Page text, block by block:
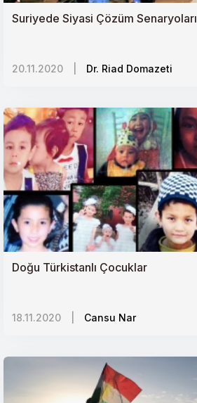
Suriyede Siyasi Çözüm Senaryoları
20.11.2020 Dr. Riad Domazeti
Doğu Türkistanlı Çocuklar
18.11.2020 Cansu Nar